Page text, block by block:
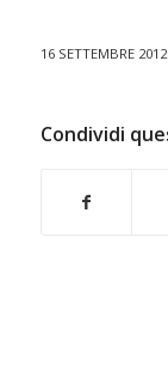
16 SETTEMBRE 2012
Condividi